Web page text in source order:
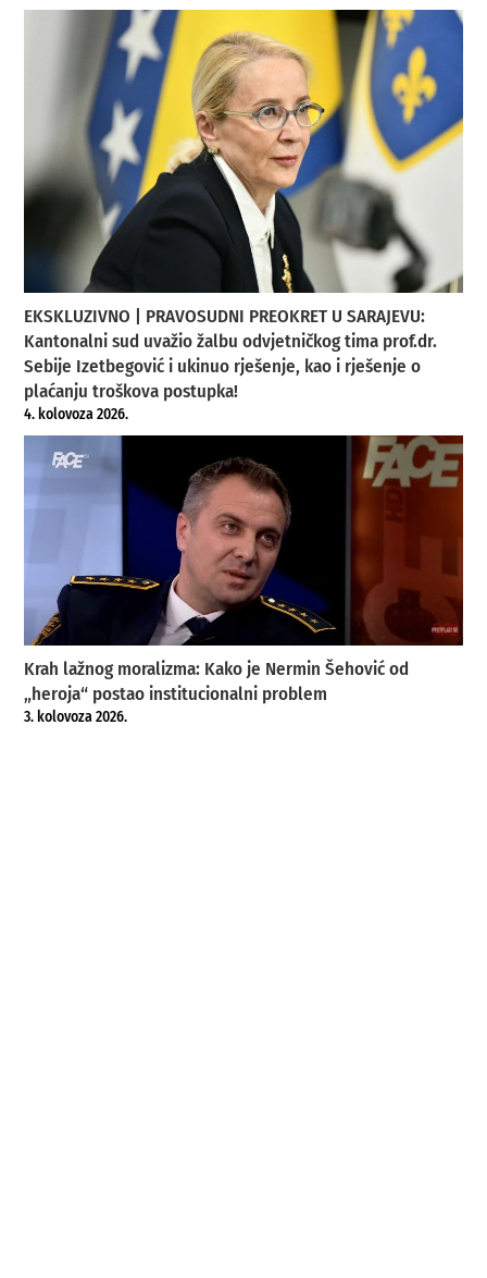
EKSKLUZIVNO | PRAVOSUDNI PREOKRET U SARAJEVU:
Kantonalni sud uvažio žalbu odvjetničkog tima prof.dr.
Sebije Izetbegović i ukinuo rješenje, kao i rješenje o
plaćanju troškova postupka!
4. kolovoza 2026.
Krah lažnog moralizma: Kako je Nermin Šehović od
„heroja“ postao institucionalni problem
3. kolovoza 2026.